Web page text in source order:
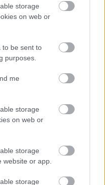
storage
on web or
to be sent to
purposes.
me
storage
on web or
storage
website or app.
storage
A szerencsétlen eset
mindenkit sokkolt.
,sérülések súlyos, tragédia
tilosban döcögött át
Csak az éppen